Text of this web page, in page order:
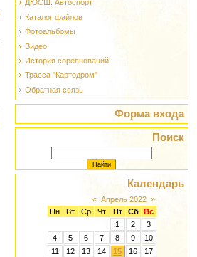
ДЮСШ. Автоспорт
Каталог файлов
Фотоальбомы
Видео
История соревнований
Трасса "Картодром"
Обратная связь
Форма входа
Поиск
Календарь
« Апрель 2022 »
Пн
Вт Ср Чт Пт Сб
Вс
1
2
3
4
5 6 7 8 9
10
11
12 13 14 15 16
17